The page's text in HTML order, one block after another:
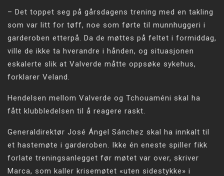
– Det toppet seg på gårsdagens trening med en takling
som var litt for tøff, noe som førte til munnhuggeri i
garderoben etterpå. Da de møttes på feltet i formiddag,
ville de ikke ta hverandre i hånden, og situasjonen
eskalerte slik at Valverde måtte oppsøke sykehus,
forklarer Veland.
Hendelsen mellom Valverde og Tchouaméni skal ha
fått klubbledelsen til å reagere raskt.
Generaldirektør José Ángel Sánchez skal ha innkalt til
et hastemøte i garderoben. Ikke én eneste spiller fikk
forlate treningsanlegget før møtet var over, skriver
Marca, som kaller krisemøtet «uten sidestykke» i